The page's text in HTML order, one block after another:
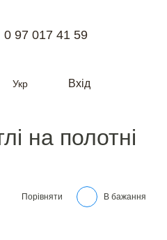
0 97 017 41 59
Укр Вхід
на полотні
Порівняти В бажання